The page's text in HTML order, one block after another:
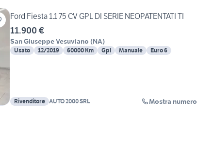
Ford Fiesta 1.1 75 CV GPL DI SERIE NEOPATENTATI TI
11.900 €
San Giuseppe Vesuviano (NA)
Usato 12/2019 60000 Km Gpl Manuale Euro 6
Rivenditore AUTO 2000 SRL Mostra numero